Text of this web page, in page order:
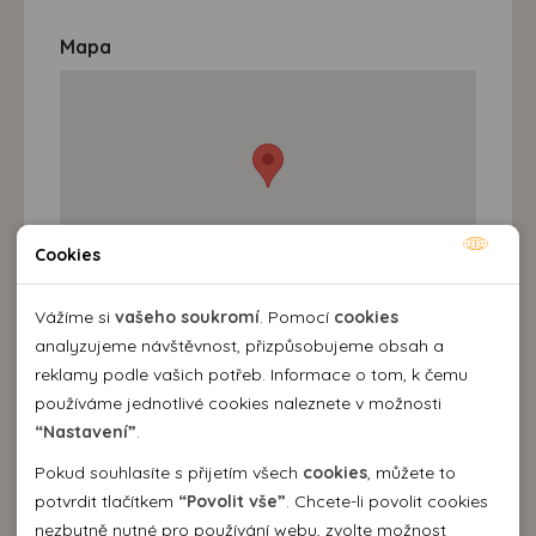
Mapa
Recenze
9
HOTEL
Cookies
Vážíme si vašeho soukromí . Pomocí cookies
analyzujeme návštěvnost, přizpůsobujeme obsah a
reklamy podle vašich potřeb. Informace o tom, k čemu
používáme jednotlivé cookies naleznete v možnosti
“Nastavení”
Pokud souhlasíte s přijetím všech cookies , můžete to
potvrdit tlačítkem “Povolit vše” . Chcete-li povolit cookies
nezbytně nutné pro používání webu, zvolte možnost
Nutné cookies pomáhají, aby byla webová stránka
použitelná tak, že umožní základní funkce jako navigace
stránky a přístup k zabezpečeným sekcím webové stránky.
Webová stránka nemůže správně fungovat bez těchto
cookies.
Analytické cookies
Pomocí analytických cookies můžeme měřit návštěvnost